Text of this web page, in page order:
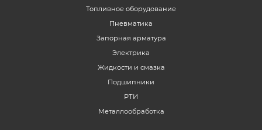
Топливное оборудование
Пневматика
Запорная арматура
Электрика
Жидкости и смазка
Подшипники
РТИ
Металлообработка